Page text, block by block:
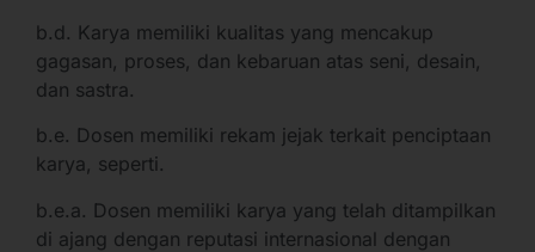
b.d. Karya memiliki kualitas yang mencakup
gagasan, proses, dan kebaruan atas seni, desain,
dan sastra.
b.e. Dosen memiliki rekam jejak terkait penciptaan
karya, seperti.
b.e.a. Dosen memiliki karya yang telah ditampilkan
di ajang dengan reputasi internasional dengan